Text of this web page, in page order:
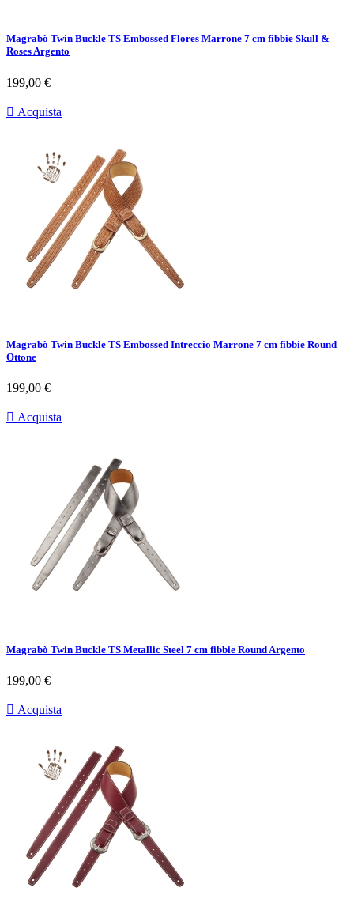
Magrabò Twin Buckle TS Embossed Flores Marrone 7 cm fibbie Skull &
Roses Argento
Prezzo
199,00 €
 Acquista
Magrabò Twin Buckle TS Embossed Intreccio Marrone 7 cm fibbie Round
Ottone
Prezzo
199,00 €
 Acquista
Magrabò Twin Buckle TS Metallic Steel 7 cm fibbie Round Argento
Prezzo
199,00 €
 Acquista